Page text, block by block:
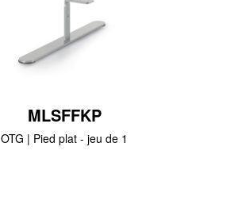
MLSFFKP
OTG | Pied plat - jeu de 1